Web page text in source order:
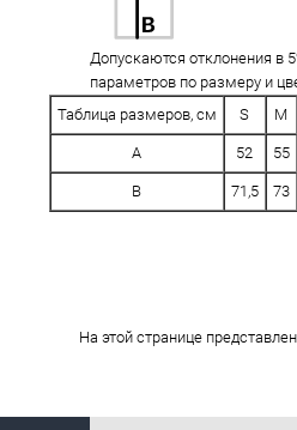
Допускаются отклонения в
параметров по размеру и
Таблица размеров, см
S M
A 52 55
B 71,5 73
На этой странице